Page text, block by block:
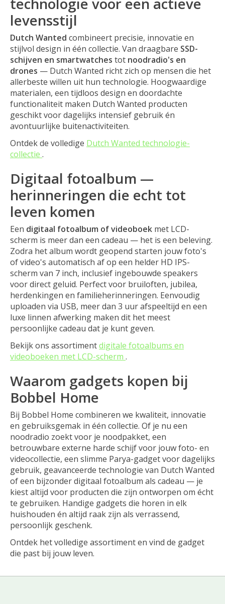
levensstijl
Dutch Wanted combineert precisie, innovatie en
stijlvol design in één collectie. Van draagbare SSD-
schijven en smartwatches tot noodradio's en
drones — Dutch Wanted richt zich op mensen die het
allerbeste willen uit hun technologie. Hoogwaardige
materialen, een tijdloos design en doordachte
functionaliteit maken Dutch Wanted producten
geschikt voor dagelijks intensief gebruik én
avontuurlijke buitenactiviteiten.
Ontdek de volledige Dutch Wanted technologie-
collectie .
Digitaal fotoalbum —
herinneringen die echt tot
leven komen
Een digitaal fotoalbum of videoboek met LCD-
scherm is meer dan een cadeau — het is een beleving.
Zodra het album wordt geopend starten jouw foto's
of video's automatisch af op een helder HD IPS-
scherm van 7 inch, inclusief ingebouwde speakers
voor direct geluid. Perfect voor bruiloften, jubilea,
herdenkingen en familieherinneringen. Eenvoudig
uploaden via USB, meer dan 3 uur afspeeltijd en een
luxe linnen afwerking maken dit het meest
persoonlijke cadeau dat je kunt geven.
Bekijk ons assortimentdigitale fotoalbums en
videoboeken met LCD-scherm .
Waarom gadgets kopen bij
Bobbel Home
Bij Bobbel Home combineren we kwaliteit, innovatie
en gebruiksgemak in één collectie. Of je nu een
noodradio zoekt voor je noodpakket, een
betrouwbare externe harde schijf voor jouw foto- en
videocollectie, een slimme Parya-gadget voor dagelijks
gebruik, geavanceerde technologie van Dutch Wanted
of een bijzonder digitaal fotoalbum als cadeau — je
kiest altijd voor producten die zijn ontworpen om écht
te gebruiken. Handige gadgets die horen in elk
huishouden én altijd raak zijn als verrassend,
persoonlijk geschenk.
Ontdek het volledige assortiment en vind de gadget
die past bij jouw leven.